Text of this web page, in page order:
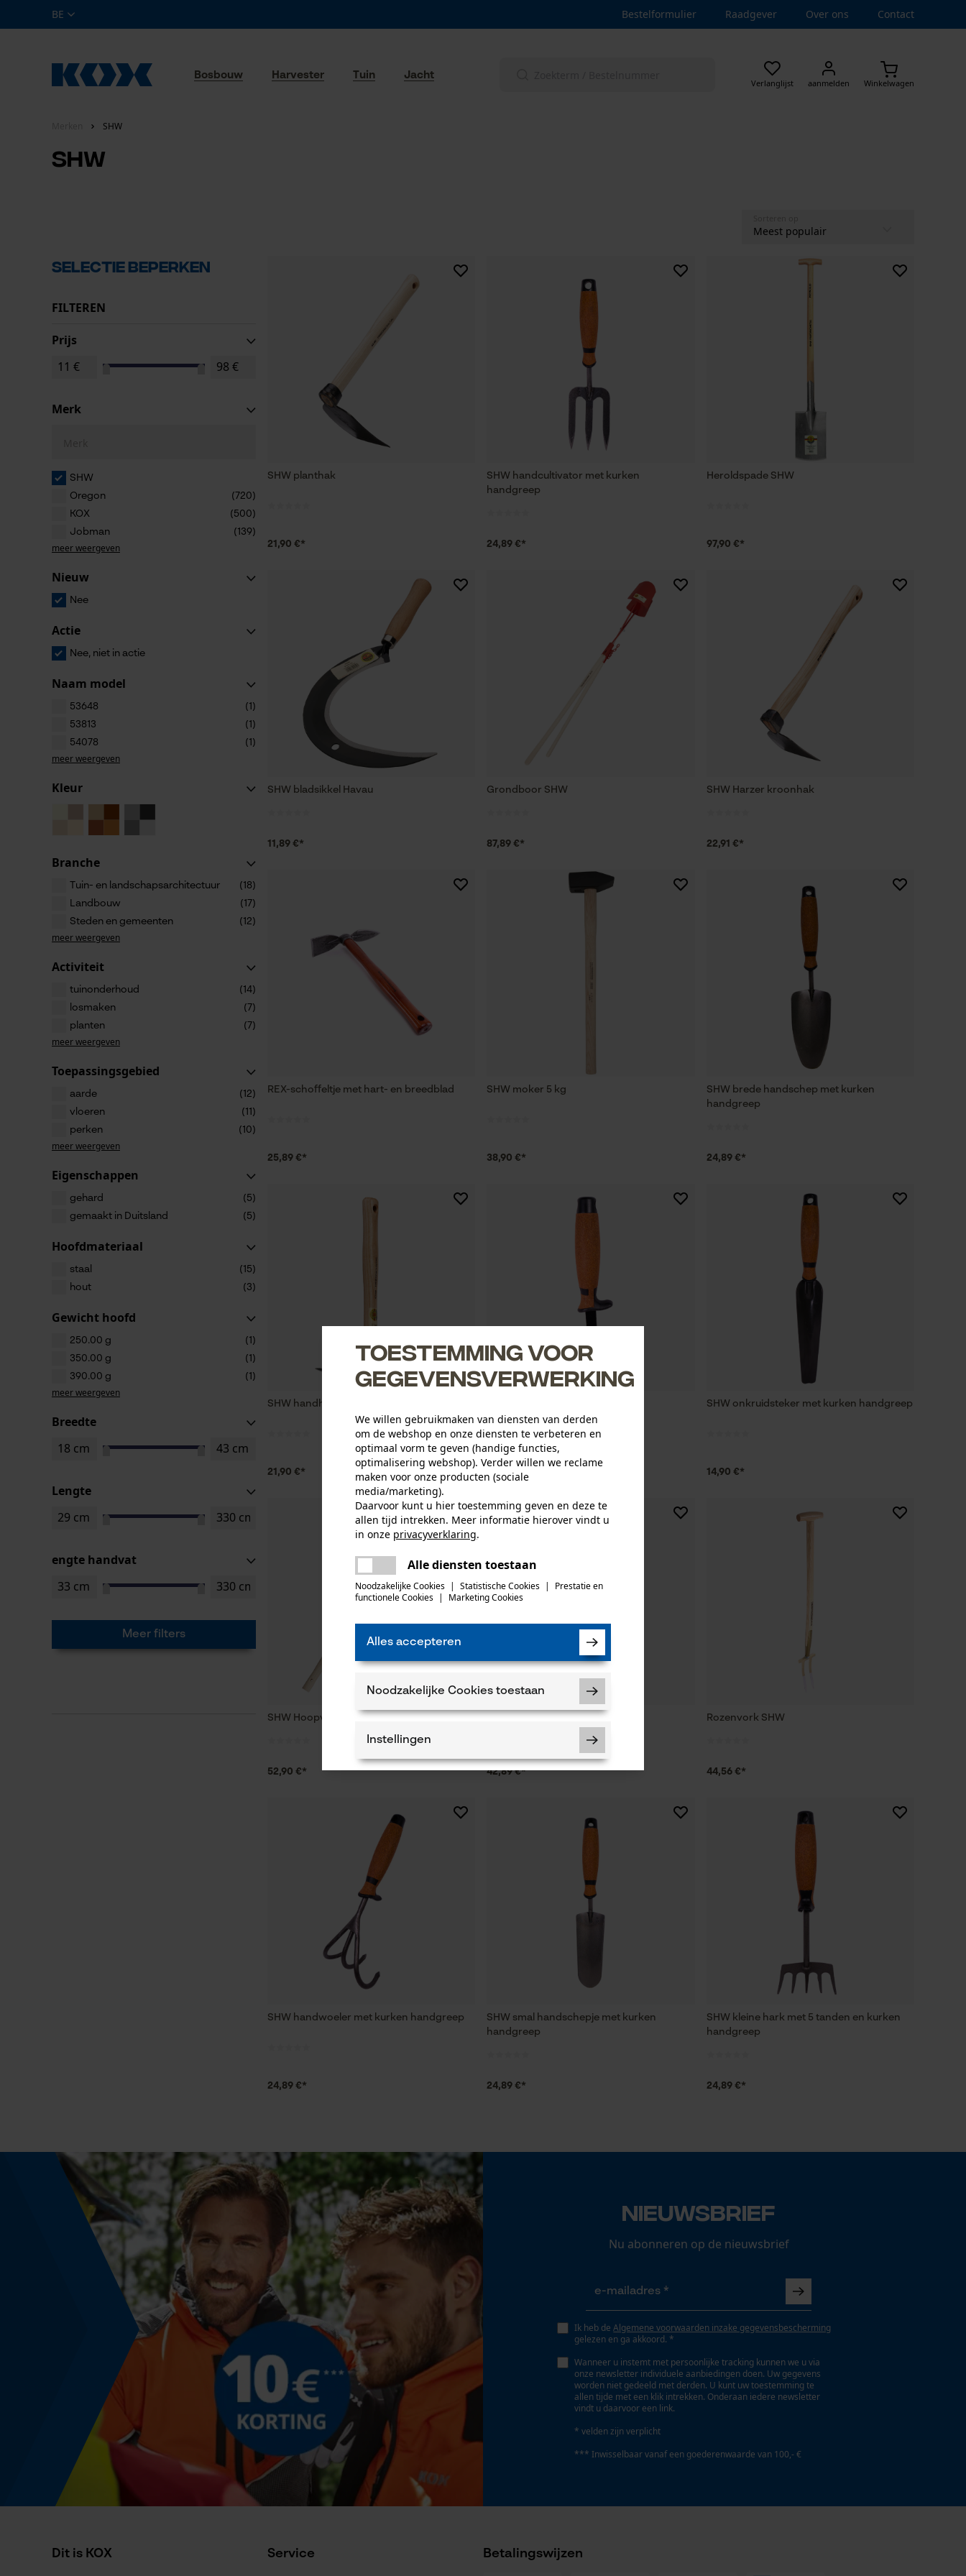
BE Bestelformulier Raadgever Over ons Contact
Verlanglijst aanmelden Winkelwagen
Bosbouw Harvester Tuin Jacht
SHW
SHW
Selectie beperken
FILTEREN
Prijs
Merk
SHW
Oregon
(720)
KOX
(500)
Jobman
(139)
meer weergeven
Nieuw
Nee
Actie
Nee, niet in actie
Naam model
53648
(1)
53813
(1)
54078
(1)
meer weergeven
Kleur
Branche
Tuin- en landschapsarchitectuur
(18)
Landbouw
(17)
Steden en gemeenten
(12)
meer weergeven
Activiteit
tuinonderhoud
(14)
losmaken
(7)
planten
(7)
meer weergeven
Toepassingsgebied
aarde
(12)
vloeren
(11)
perken
(10)
meer weergeven
Eigenschappen
gehard
(5)
gemaakt in Duitsland
(5)
Hoofdmateriaal
staal
(15)
hout
(3)
Gewicht hoofd
250.00 g
(1)
350.00 g
(1)
390.00 g
(1)
meer weergeven
Breedte
Lengte
engte handvat
Meer filters
SHW planthak
21,90 €*
SHW handcultivator met kurken
handgreep
24,89 €*
Heroldspade SHW
97,90 €*
SHW bladsikkel Havau
11,89 €*
Grondboor SHW
87,89 €*
SHW Harzer kroonhak
22,91 €*
REX-schoffeltje met hart- en breedblad
25,89 €*
SHW moker 5 kg
38,90 €*
SHW brede handschep met kurken
handgreep
24,89 €*
SHW handhak
21,90 €*
handgreep
21,90 €*
SHW onkruidsteker met kurken handgreep
14,90 €*
SHW Hoopvogelhak Breedbladig
52,90 €*
SHW spitvork klein met T-steel
42,89 €*
Rozenvork SHW
44,56 €*
SHW handwoeler met kurken handgreep
24,89 €*
SHW smal handschepje met kurken
handgreep
24,89 €*
SHW kleine hark met 5 tanden en kurken
handgreep
24,89 €*
Nieuwsbrief
Nu abonneren op de nieuwsbrief
Ik heb deAlgemene voorwaarden inzake gegevensbescherming
gelezen en ga akkoord. *
Wanneer u instemt met persoonlijke tracking kunnen we u via
onze newsletter individuele aanbiedingen doen. Uw gegevens
worden niet gedeeld met derden. U kunt uw toestemming te
allen tijde met een klik intrekken. Onderaan iedere newsletter
vindt u daarvoor een link.
* velden zijn verplicht
*** Inwisselbaar vanaf een goederenwaarde van 100,- €
Dit is KOX Service Betalingswijzen
Toestemming voor
gegevensverwerking
We willen gebruikmaken van diensten van derden
om de webshop en onze diensten te verbeteren en
optimaal vorm te geven (handige functies,
optimalisering webshop). Verder willen we reclame
maken voor onze producten (sociale
media/marketing).
Daarvoor kunt u hier toestemming geven en deze te
allen tijd intrekken. Meer informatie hierover vindt u
in onze privacyverklaring.
Alle diensten toestaan
Noodzakelijke Cookies | Statistische Cookies |
Prestatie en
functionele Cookies | Marketing Cookies
Alles accepteren
Noodzakelijke Cookies toestaan
Instellingen
Noodzakelijke Cookies
Statistische Cookies
Mouseflow Web Analytics Tool
Prestatie en functionele Cookies
Gepersonaliseerde homepage
Opgeslagen winkelwagen
Google Maps
Marketing Cookies
Google Global Site Tag
opnieuw te proberen.
mail